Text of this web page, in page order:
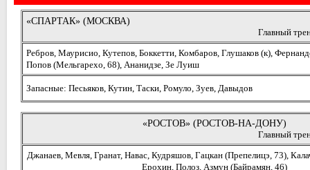
«СПАРТАК» (МОСКВА)
Главный
Ребров, Маурисио, Кутепов, Боккетти, Комбаров, Глушаков (к),
Попов (Мельгарехо, 68), Ананидзе, Зе Луиш
Запасные: Песьяков, Кутин, Таски, Ромуло, Зуев, Давыдов
«РОСТОВ» (РОСТОВ-НА-ДОНУ)
Главный
Джанаев, Мевля, Гранат, Навас, Кудряшов, Гацкан (Препелицэ, 73),
Ерохин, Полоз, Азмун (Байрамян, 46)